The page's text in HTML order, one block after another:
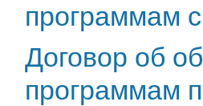
программам
Договор об
программам